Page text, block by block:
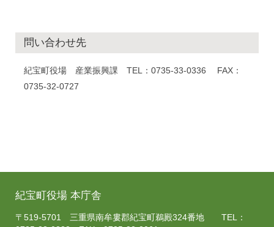
問い合わせ先
紀宝町役場 産業振興課 TEL：0735-33-0336 FAX：
0735-32-0727
紀宝町役場 本庁舎
〒519-5701 三重県南牟婁郡紀宝町鵜殿324番地 TEL：